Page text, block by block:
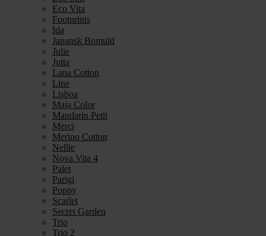
Eco Vita
Footprints
Ida
Japansk Bomuld
Julie
Jutta
Lana Cotton
Line
Lisboa
Maja Color
Mandarin Petit
Merci
Merino Cotton
Nellie
Nova Vita 4
Palet
Parigi
Poppy
Scarlet
Secret Garden
Trio
Trio 2